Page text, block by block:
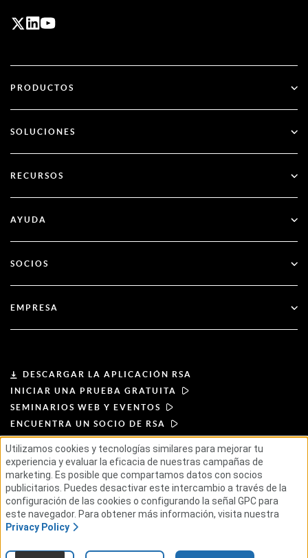
PRODUCTOS
SecurID
SOLUCIONES
Autenticación multifactor
Servicios financieros
RECURSOS
Blog
Documentación
AYUDA
Atención al cliente
SOCIOS
Hágase socio
EMPRESA
Liderazgo
Noticias y prensa
Recursos
Carreras profesionales
DESCARGAR LA APLICACIÓN RSA
INICIAR UNA PRUEBA GRATUITA
SEMINARIOS WEB Y EVENTOS
ENCUENTRA UN SOCIO DE RSA
CONDICIONES DE USO
POLÍTICA DE PRIVACIDAD
ACUERDOS ESTÁNDAR
PRINCIPIOS PARA PROVEEDORES
CADENA DE SUMINISTRO ÉTICAESG
© 2026 RSA Security USA LLC o sus filiales. Todos los derechos reservados.
Utilizamos cookies y tecnologías similares para mejorar tu
experiencia y evaluar la eficacia de nuestras campañas de
marketing. Es posible que compartamos datos con socios
publicitarios. Puedes desactivar este intercambio a través de la
configuración de las cookies o configurando la señal GPC para
este navegador. Para obtener más información, visita nuestra
Privacy Policy